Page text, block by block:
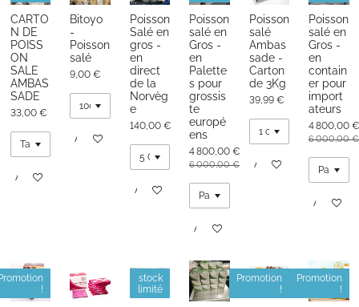
CARTO
N DE
POISS
ON
SALE
AMBAS
SADE
33,00 €
Ajouter au panier
Bitoyo
-
Poisson
salé
9,00 €
Ajouter au panier
Poisson
Salé en
gros -
en
direct
de la
Norvèg
e
140,00 €
Ajouter au panier
Poisson
salé en
Gros -
en
Palette
s pour
grossis
te
europé
ens
4 800,00 €
6 000,00 €
Ajouter au panier
Poisson
salé
Ambas
sade -
Carton
de 3Kg
39,99 €
Ajouter au panier
Poisson
salé en
Gros -
en
contain
er pour
import
ateurs
4 800,00 €
6 000,00 €
Ajouter
!
stock
limité
Promotion
!
Promotion
!